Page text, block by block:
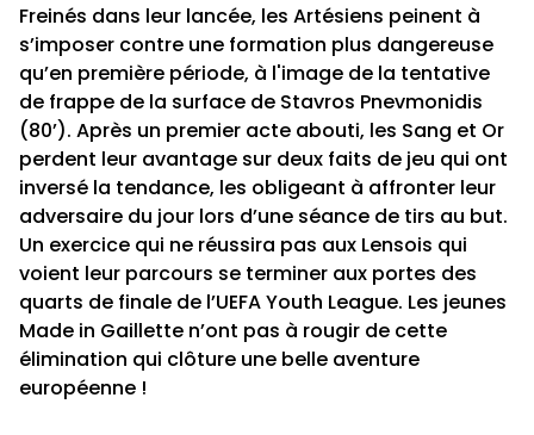
Freinés dans leur lancée, les Artésiens peinent à
s’imposer contre une formation plus dangereuse
qu’en première période, à l'image de la tentative
de frappe de la surface de Stavros Pnevmonidis
(80’). Après un premier acte abouti, les Sang et Or
perdent leur avantage sur deux faits de jeu qui ont
inversé la tendance, les obligeant à affronter leur
adversaire du jour lors d’une séance de tirs au but.
Un exercice qui ne réussira pas aux Lensois qui
voient leur parcours se terminer aux portes des
quarts de finale de l’UEFA Youth League. Les jeunes
Made in Gaillette n’ont pas à rougir de cette
élimination qui clôture une belle aventure
européenne !